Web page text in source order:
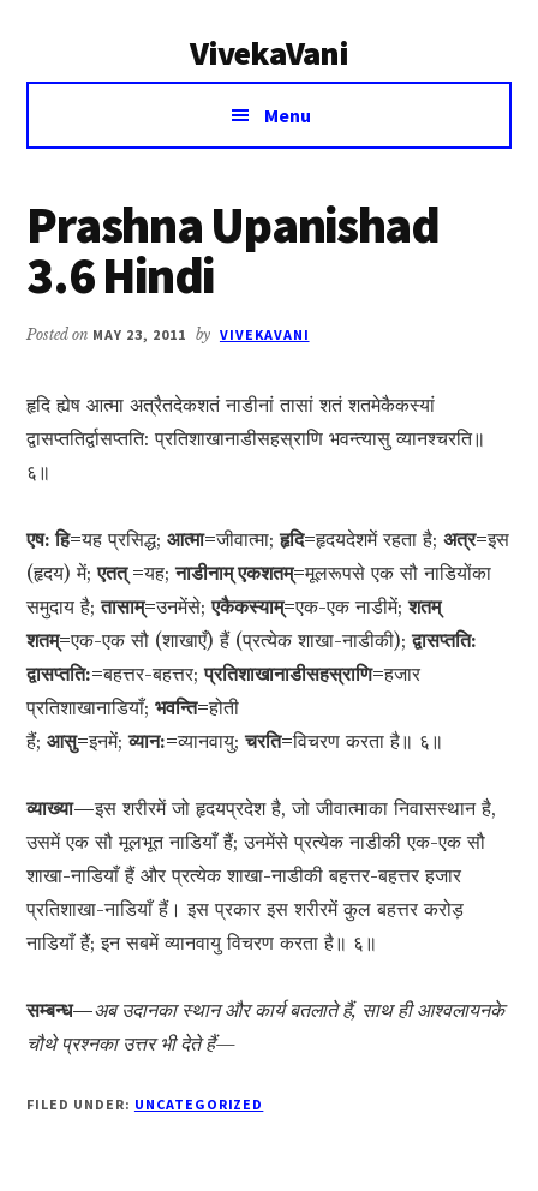
VivekaVani
Voice
Vivekananda
Menu
Prashna Upanishad
3.6 Hindi
Posted on MAY 23, 2011 by VIVEKAVANI
हृदि ह्येष आत्मा अत्रैतदेकशतं नाडीनां तासां शतं शतमेकैकस्यां
द्वासप्ततिर्द्वासप्तति: प्रतिशाखानाडीसहस्राणि भवन्त्यासु व्यानश्चरति॥
६॥
एष: हि=यह प्रसिद्ध;आत्मा=जीवात्मा;हृदि=हृदयदेशमें रहता है;अत्र=इस
(हृदय) में;एतत् =यह;नाडीनाम् एकशतम्=मूलरूपसे एक सौ नाडियोंका
समुदाय है;तासाम्=उनमेंसे;एकैकस्याम्=एक-एक नाडीमें;शतम्
शतम्=एक-एक सौ (शाखाएँ) हैं (प्रत्येक शाखा-नाडीकी);द्वासप्तति:
द्वासप्तति:=बहत्तर-बहत्तर;प्रतिशाखानाडीसहस्राणि=हजार
प्रतिशाखानाडियाँ;भवन्ति=होती
हैं;आसु=इनमें;व्यान:=व्यानवायु;चरति=विचरण करता है॥ ६॥
व्याख्या—इस शरीरमें जो हृदयप्रदेश है, जो जीवात्माका निवासस्थान है,
उसमें एक सौ मूलभूत नाडियाँ हैं; उनमेंसे प्रत्येक नाडीकी एक-एक सौ
शाखा-नाडियाँ हैं और प्रत्येक शाखा-नाडीकी बहत्तर-बहत्तर हजार
प्रतिशाखा-नाडियाँ हैं। इस प्रकार इस शरीरमें कुल बहत्तर करोड़
नाडियाँ हैं; इन सबमें व्यानवायु विचरण करता है॥ ६॥
सम्बन्ध—अब उदानका स्थान और कार्य बतलाते हैं, साथ ही आश्वलायनके
चौथे प्रश्नका उत्तर भी देते हैं—
FILED UNDER: UNCATEGORIZED